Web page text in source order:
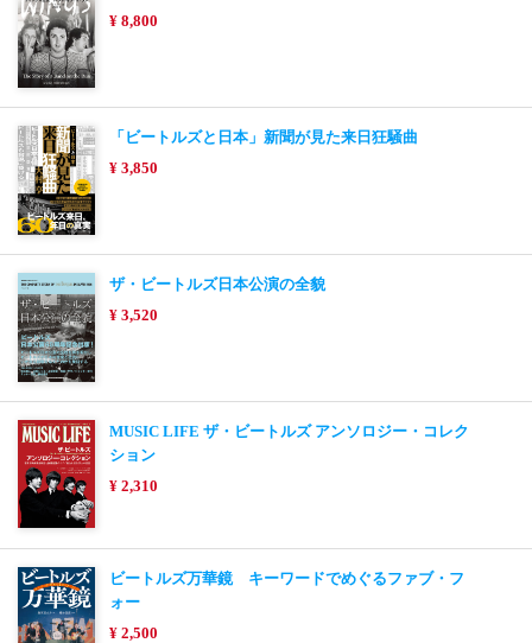
¥ 8,800
「ビートルズと日本」新聞が見た来日狂騒曲
¥ 3,850
ザ・ビートルズ日本公演の全貌
¥ 3,520
MUSIC LIFE ザ・ビートルズ アンソロジー・コレク
ション
¥ 2,310
ビートルズ万華鏡 キーワードでめぐるファブ・フ
ォー
¥ 2,500